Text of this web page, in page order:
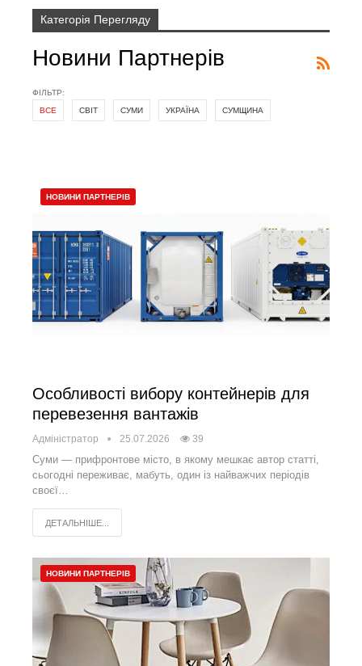
Категорія Перегляду
Новини Партнерів
ФІЛЬТР:
ВСЕ
СВІТ СУМИ СУМЩИНА
УКРАЇНА
НОВИНИ ПАРТНЕРІВ
Особливості вибору контейнерів для
перевезення вантажів
Адміністратор 25.07.2026 39
Суми — прифронтове місто, в якому мешкає автор статті,
сьогодні переживає, мабуть, один із найважчих періодів
своєї…
ДЕТАЛЬНІШЕ...
НОВИНИ ПАРТНЕРІВ